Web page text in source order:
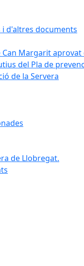
d'altres documents
Can Margarit
del Pla de
de la Servera
de Llobregat.